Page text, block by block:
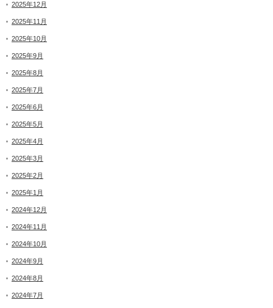
2025年12月
2025年11月
2025年10月
2025年9月
2025年8月
2025年7月
2025年6月
2025年5月
2025年4月
2025年3月
2025年2月
2025年1月
2024年12月
2024年11月
2024年10月
2024年9月
2024年8月
2024年7月